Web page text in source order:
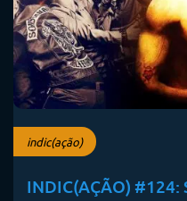
indic(ação)
INDIC(AÇÃO) #124: